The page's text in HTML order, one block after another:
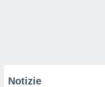
Notizie